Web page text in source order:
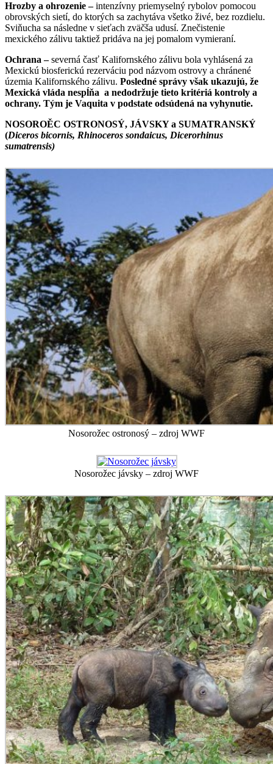
Hrozby a ohrozenie –intenzívny priemyselný rybolov pomocou
obrovských sietí, do ktorých sa zachytáva všetko živé, bez rozdielu.
Sviňucha sa následne v sieťach zväčša udusí. Znečistenie
mexického zálivu taktiež pridáva na jej pomalom vymieraní.
Ochrana –severná časť Kalifornského zálivu bola vyhlásená za
Mexickú biosferickú rezerváciu pod názvom ostrovy a chránené
územia Kalifornského zálivu. Posledné správy však ukazujú, že
Mexická vláda nespĺňa a nedodržuje tieto kritériá kontroly a
ochrany. Tým je Vaquita v podstate odsúdená na vyhynutie.
NOSOROĚC OSTRONOSÝ, JÁVSKY a SUMATRANSKÝ
(Diceros bicornis, Rhinoceros sondaicus, Dicerorhinus
sumatrensis)
Nosorožec ostronosý – zdroj WWF
Nosorožec jávsky – zdroj WWF